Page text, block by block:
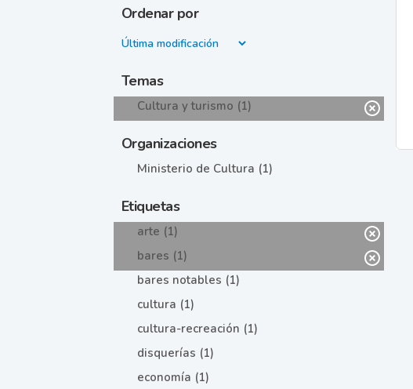
Ordenar por
Temas
Cultura y turismo (1)
Organizaciones
Ministerio de Cultura (1)
Etiquetas
arte (1)
bares (1)
bares notables (1)
cultura (1)
cultura-recreación (1)
disquerías (1)
economía (1)